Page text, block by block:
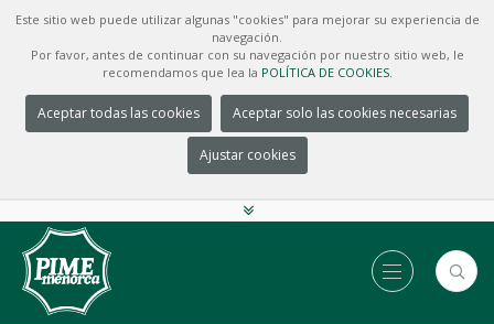
Este sitio web puede utilizar algunas "cookies" para mejorar su experiencia de
navegación.
Por favor, antes de continuar con su navegación por nuestro sitio web, le
recomendamos que lea la POLÍTICA DE COOKIES.
Aceptar todas las cookies Aceptar solo las cookies necesarias
Ajustar cookies